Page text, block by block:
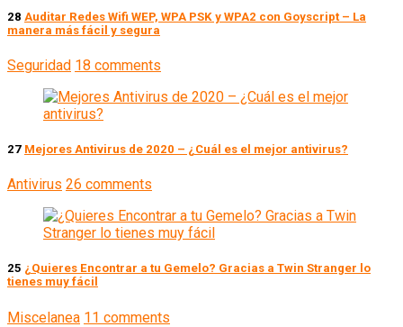
28 Auditar Redes Wifi WEP, WPA PSK y WPA2 con Goyscript – La
manera más fácil y segura
Seguridad 18 comments
27 Mejores Antivirus de 2020 – ¿Cuál es el mejor antivirus?
Antivirus 26 comments
25 ¿Quieres Encontrar a tu Gemelo? Gracias a Twin Stranger lo
tienes muy fácil
Miscelanea 11 comments